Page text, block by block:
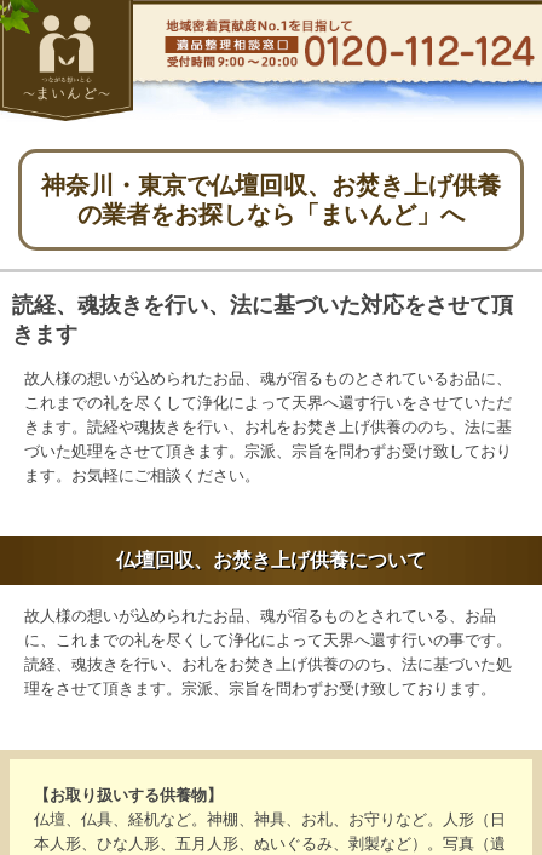
神奈川・東京で仏壇回収、お焚き上げ供養
の業者をお探しなら「まいんど」へ
読経、魂抜きを行い、法に基づいた対応をさせて頂
きます
故人様の想いが込められたお品、魂が宿るものとされているお品に、
これまでの礼を尽くして浄化によって天界へ還す行いをさせていただ
きます。読経や魂抜きを行い、お札をお焚き上げ供養ののち、法に基
づいた処理をさせて頂きます。宗派、宗旨を問わずお受け致しており
ます。お気軽にご相談ください。
仏壇回収、お焚き上げ供養について
故人様の想いが込められたお品、魂が宿るものとされている、お品
に、これまでの礼を尽くして浄化によって天界へ還す行いの事です。
読経、魂抜きを行い、お札をお焚き上げ供養ののち、法に基づいた処
理をさせて頂きます。宗派、宗旨を問わずお受け致しております。
【お取り扱いする供養物】
仏壇、仏具、経机など。神棚、神具、お札、お守りなど。人形（日
本人形、ひな人形、五月人形、ぬいぐるみ、剥製など）。写真（遺